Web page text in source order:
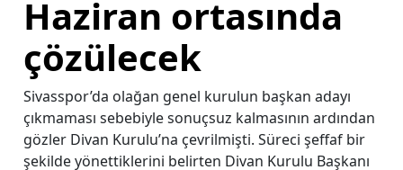
Haziran ortasında
çözülecek
Sivasspor’da olağan genel kurulun başkan adayı
çıkmaması sebebiyle sonuçsuz kalmasının ardından
gözler Divan Kurulu’na çevrilmişti. Süreci şeffaf bir
şekilde yönettiklerini belirten Divan Kurulu Başkanı